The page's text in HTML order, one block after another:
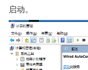
启动。